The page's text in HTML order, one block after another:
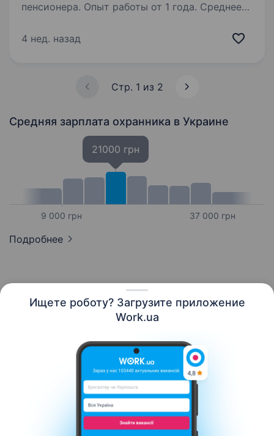
Ищете роботу? Загрузите приложение
Work.ua
пенсионера. Опыт работы от 1 года. Среднее
охоронників Ч/Ж вахта , Вимоги: без медичних
роботи в охороні або силових структурах
4 нед. назад
Стр. 1 из 2
Средняя зарплата охранника в Украине
9 000 грн
21000 грн
37 000 грн
Подробнее
Контакты О нас
Карьера
Новости Work.ua
Помощь